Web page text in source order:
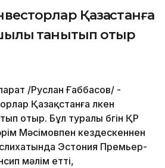
Қазақстанға
танытып отыр
/Руслан Ғаббасов/ -
Қазақстанға үлкен
отыр. Бұл туралы бүгін ҚР
Мәсімовпен кездескеннен
Эстония Премьер-
мәлім етті,